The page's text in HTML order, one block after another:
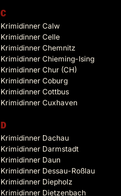
C
Krimidinner Calw
Krimidinner Celle
Krimidinner Chemnitz
Krimidinner Chieming-Ising
Krimidinner Chur (CH)
Krimidinner Coburg
Krimidinner Cottbus
Krimidinner Cuxhaven
D
Krimidinner Dachau
Krimidinner Darmstadt
Krimidinner Daun
Krimidinner Dessau-Roßlau
Krimidinner Diepholz
Krimidinner Dietzenbach